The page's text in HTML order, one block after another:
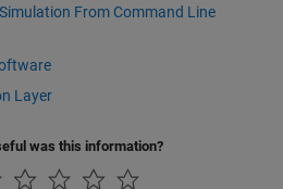
From Command Line
Layer
was this information?